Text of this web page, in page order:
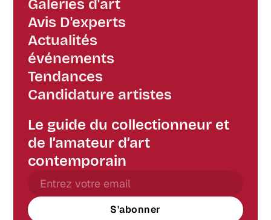
Galeries d'art
Avis D'experts
Actualités
événements
Tendances
Candidature artistes
Le guide du collectionneur et
de l’amateur d’art
contemporain
S'abonner